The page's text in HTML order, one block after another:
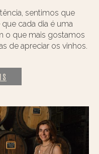
sentimos que
cada dia é uma
o que mais gostamos
de apreciar os vinhos.